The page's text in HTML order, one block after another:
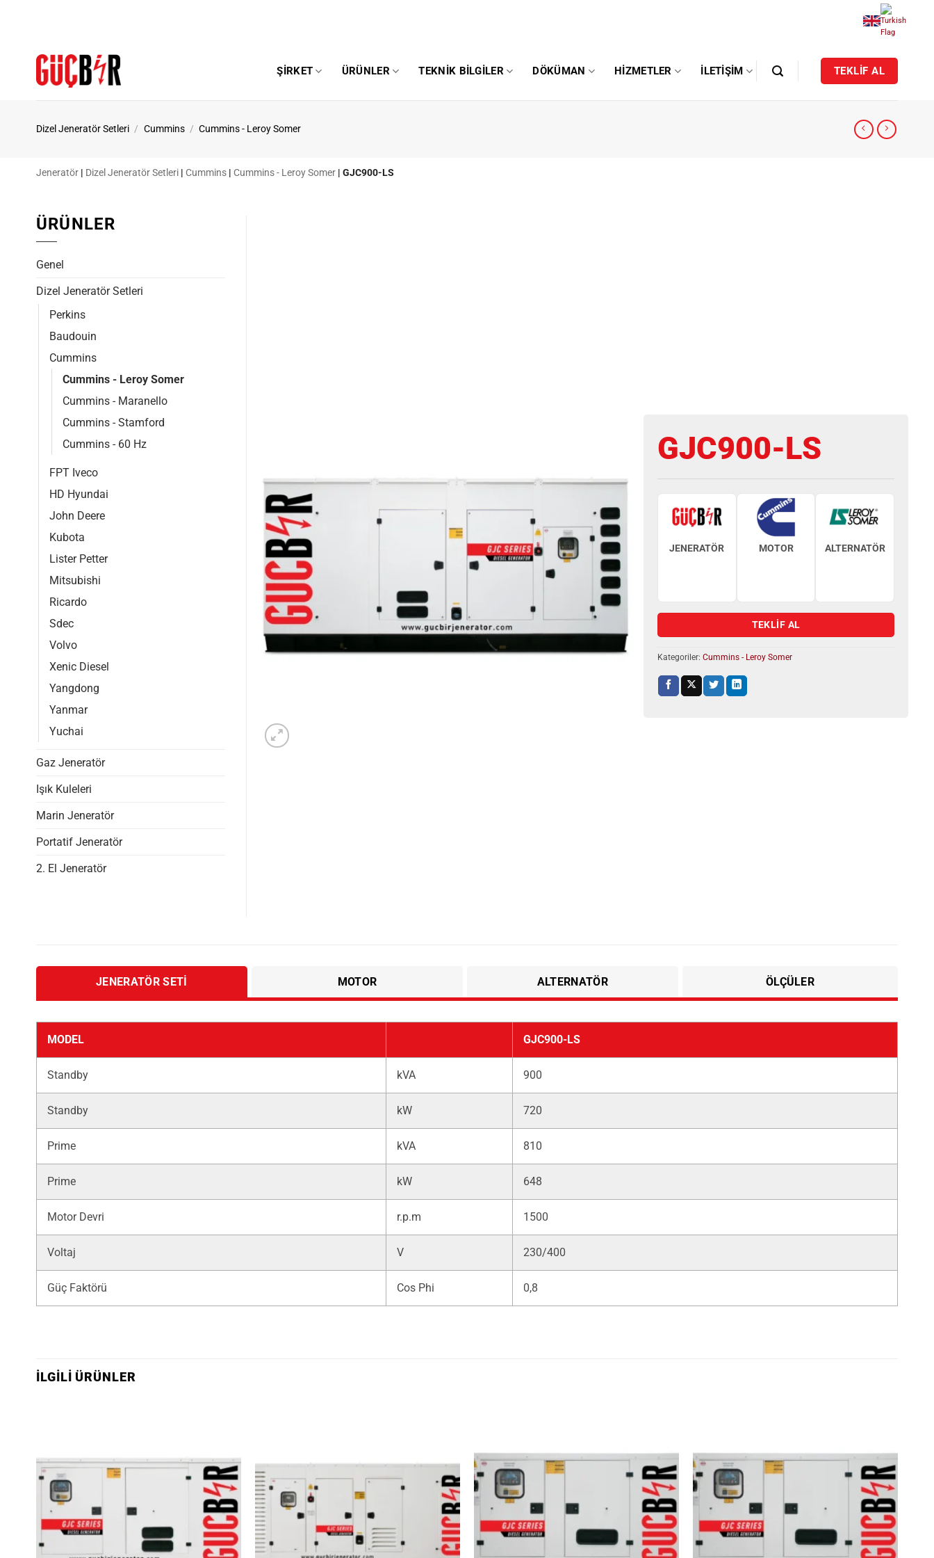
ŞIRKET ÜRÜNLER TEKNIK BILGILER DÖKÜMAN HIZMETLER İLETIŞIM TEKLİF AL
Dizel Jeneratör Setleri / Cummins / Cummins - Leroy Somer
Jeneratör | Dizel Jeneratör Setleri | Cummins | Cummins - Leroy Somer | GJC900-LS
GJC900-LS
JENERATÖR MOTOR ALTERNATÖR
TEKLİF AL
Kategoriler: Cummins - Leroy Somer
ÜRÜNLER
Genel
Dizel Jeneratör Setleri
Perkins
Baudouin
Cummins
Cummins - Leroy Somer
Cummins - Maranello
Cummins - Stamford
Cummins - 60 Hz
FPT Iveco
HD Hyundai
John Deere
Kubota
Lister Petter
Mitsubishi
Ricardo
Sdec
Volvo
Xenic Diesel
Yangdong
Yanmar
Yuchai
Gaz Jeneratör
Işık Kuleleri
Marin Jeneratör
Portatif Jeneratör
2. El Jeneratör
JENERATÖR SETI MOTOR ALTERNATÖR ÖLÇÜLER
MODEL GJC900-LS
Standby kVA 900
Standby kW 720
Prime kVA 810
Prime kW 648
Motor Devri r.p.m 1500
Voltaj V 230/400
Güç Faktörü Cos Phi 0,8
İLGILI ÜRÜNLER